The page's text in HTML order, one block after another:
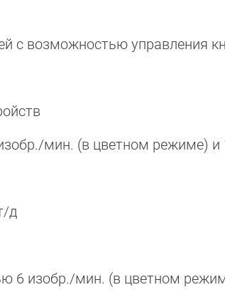
с возможностью управления
мин. (в цветном режиме)
д
6 изобр./мин. (в цветном